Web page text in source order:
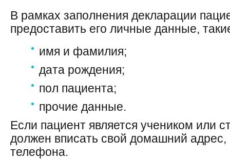
В рамках заполнения декларации
предоставить его личные данные,
имя и фамилия;
дата рождения;
пол пациента;
прочие данные.
Если пациент является учеником или
должен вписать свой домашний
телефона.